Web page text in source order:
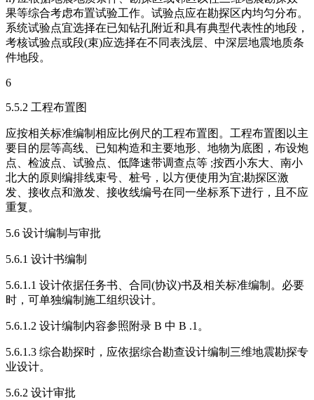
果等综合考虑布置试验工作。试验点应在勘探区内均匀分布。
系统试验点宜选择在已知钻孔附近和具有典型代表性的地段，
考核试验点或段(束)应选择在不同表浅层、中深层地震地质条
件地段。
6
5.5.2 工程布置图
应按相关标准编制相应比例尺的工程布置图。工程布置图以主
要目的层等高线、已知构造和主要地形、地物为底图，布设炮
点、检波点、试验点、低降速带调查点等 ;按西小东大、南小
北大的原则编排线束号、桩号，以方便使用为宜;勘探区激
发、接收点和激发、接收线编号在同一坐标系下进行，且不应
重复。
5.6 设计编制与审批
5.6.1 设计书编制
5.6.1.1 设计依据任务书、合同(协议)书及相关标准编制。必要
时，可单独编制施工组织设计。
5.6.1.2 设计编制内容参照附录 B 中 B .1。
5.6.1.3 综合勘探时，应依据综合勘查设计编制三维地震勘探专
业设计。
5.6.2 设计审批